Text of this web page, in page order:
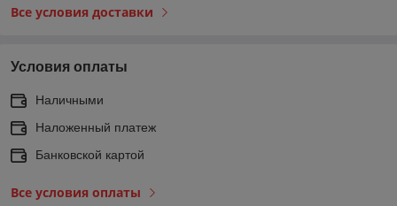
Все условия доставки
Условия оплаты
Наличными
Наложенный платеж
Банковской картой
Все условия оплаты